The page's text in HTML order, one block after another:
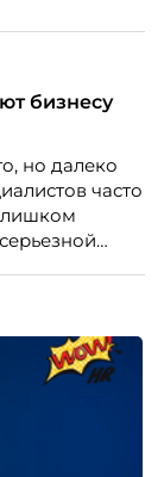
бизнесу
но далеко
часто
самые